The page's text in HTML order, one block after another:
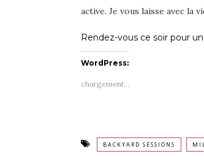
active. Je vous laisse avec la
Rendez-vous ce soir pour
WordPress:
chargement…
BACKYARD SESSIONS